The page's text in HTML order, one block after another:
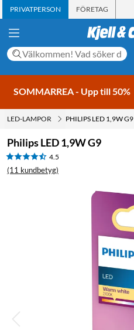
PRIVATPERSON FÖRETAG
SOMMARREA - Upp till 50%
LED-LAMPOR PHILIPS LED 1,9W G9
Philips LED 1,9W G9
4.5
(11 kundbetyg)